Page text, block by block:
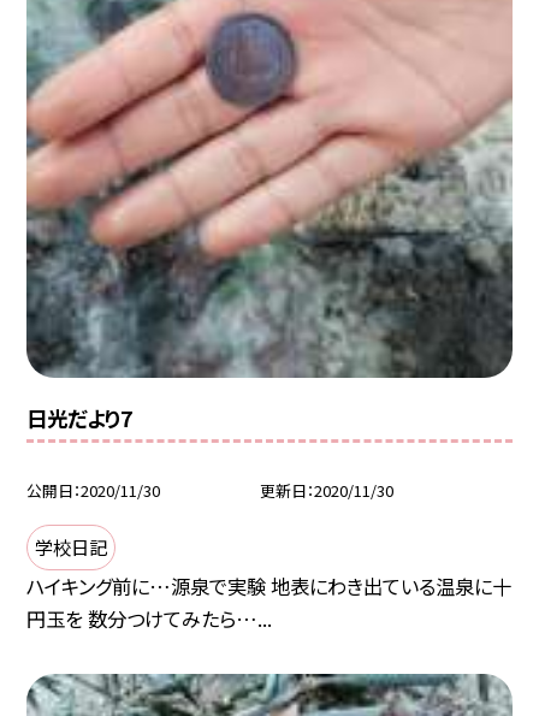
日光だより7
公開日 2020/11/30 更新日 2020/11/30
学校日記
ハイキング前に…源泉で実験 地表にわき出ている温泉に十
円玉を 数分つけてみたら…...